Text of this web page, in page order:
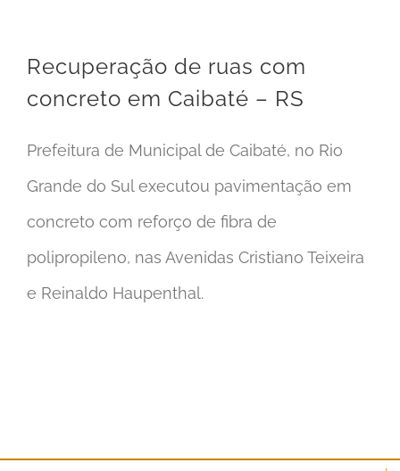
Recuperação de ruas com
concreto em Caibaté – RS
Prefeitura de Municipal de Caibaté, no Rio
Grande do Sul executou pavimentação em
concreto com reforço de fibra de
polipropileno, nas Avenidas Cristiano Teixeira
e Reinaldo Haupenthal.